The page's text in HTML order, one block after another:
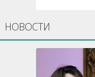
НОВОСТИ